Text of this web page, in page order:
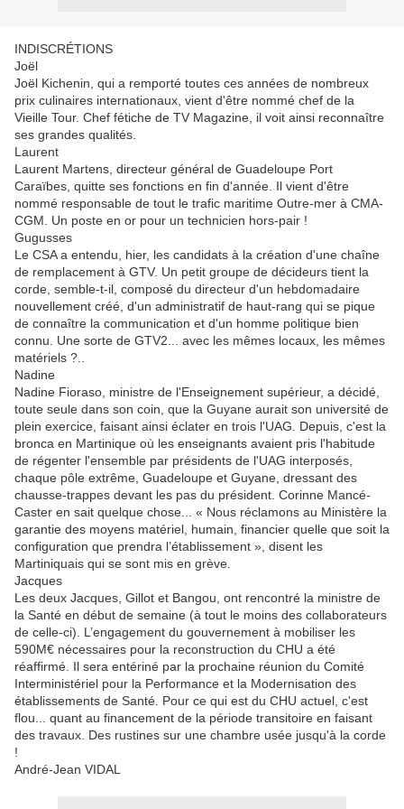
INDISCRÉTIONS
Joël
Joël Kichenin, qui a remporté toutes ces années de nombreux
prix culinaires internationaux, vient d'être nommé chef de la
Vieille Tour. Chef fétiche de TV Magazine, il voit ainsi reconnaître
ses grandes qualités.
Laurent
Laurent Martens, directeur général de Guadeloupe Port
Caraïbes, quitte ses fonctions en fin d'année. Il vient d'être
nommé responsable de tout le trafic maritime Outre-mer à CMA-
CGM. Un poste en or pour un technicien hors-pair !
Gugusses
Le CSA a entendu, hier, les candidats à la création d'une chaîne
de remplacement à GTV. Un petit groupe de décideurs tient la
corde, semble-t-il, composé du directeur d'un hebdomadaire
nouvellement créé, d'un administratif de haut-rang qui se pique
de connaître la communication et d'un homme politique bien
connu. Une sorte de GTV2... avec les mêmes locaux, les mêmes
matériels ?..
Nadine
Nadine Fioraso, ministre de l'Enseignement supérieur, a décidé,
toute seule dans son coin, que la Guyane aurait son université de
plein exercice, faisant ainsi éclater en trois l'UAG. Depuis, c'est la
bronca en Martinique où les enseignants avaient pris l'habitude
de régenter l'ensemble par présidents de l'UAG interposés,
chaque pôle extrême, Guadeloupe et Guyane, dressant des
chausse-trappes devant les pas du président. Corinne Mancé-
Caster en sait quelque chose... « Nous réclamons au Ministère la
garantie des moyens matériel, humain, financier quelle que soit la
configuration que prendra l’établissement », disent les
Martiniquais qui se sont mis en grève.
Jacques
Les deux Jacques, Gillot et Bangou, ont rencontré la ministre de
la Santé en début de semaine (à tout le moins des collaborateurs
de celle-ci). L’engagement du gouvernement à mobiliser les
590M€ nécessaires pour la reconstruction du CHU a été
réaffirmé. Il sera entériné par la prochaine réunion du Comité
Interministériel pour la Performance et la Modernisation des
établissements de Santé. Pour ce qui est du CHU actuel, c'est
flou... quant au financement de la période transitoire en faisant
des travaux. Des rustines sur une chambre usée jusqu'à la corde
!
André-Jean VIDAL